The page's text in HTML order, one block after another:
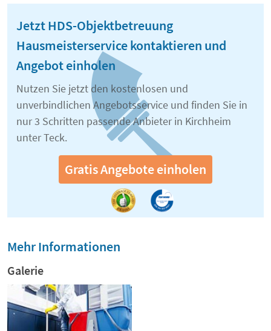
Jetzt HDS-Objektbetreuung
Hausmeisterservice kontaktieren und
Angebot einholen
Nutzen Sie jetzt den kostenlosen und
unverbindlichen Angebotsservice und finden Sie in
nur 3 Schritten passende Anbieter in Kirchheim
unter Teck.
Gratis Angebote einholen
Mehr Informationen
Galerie